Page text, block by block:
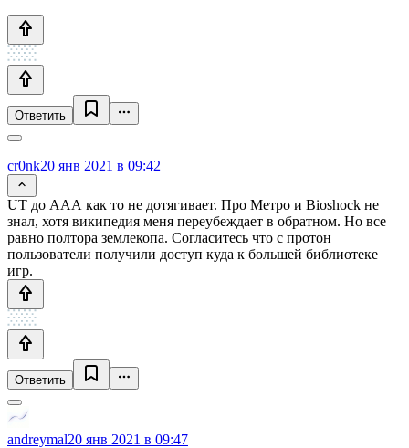
Ответить
cr0nk20 янв 2021 в 09:42
UT до ААА как то не дотягивает. Про Метро и Bioshock не
знал, хотя википедия меня переубеждает в обратном. Но все
равно полтора землекопа. Согласитесь что с протон
пользователи получили доступ куда к большей библиотеке
игр.
Ответить
andreymal20 янв 2021 в 09:47